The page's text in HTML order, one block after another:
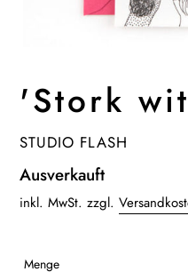
'Stork
VERKÄUFER
STUDIO FLASH
Normaler
Preis
Ausverkauft
inkl. MwSt. zzgl.
Menge